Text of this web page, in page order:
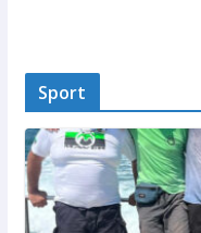
Sport